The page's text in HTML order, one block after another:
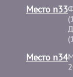
Место n33
Место n34